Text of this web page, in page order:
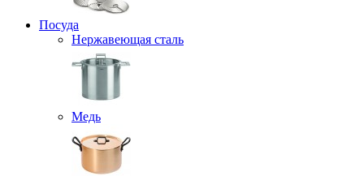
Посуда
Нержавеющая сталь
Медь